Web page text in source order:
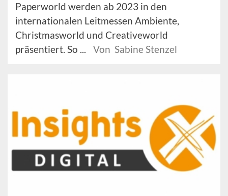
Paperworld werden ab 2023 in den
internationalen Leitmessen Ambiente,
Christmasworld und Creativeworld
präsentiert. So ...
Von Sabine Stenzel